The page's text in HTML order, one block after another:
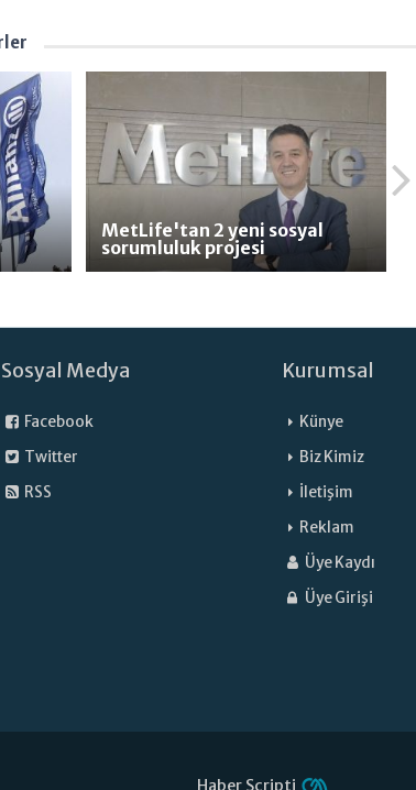
MetLife'tan 2 yeni sosyal
sorumluluk projesi
Sosyal Medya
Facebook
Twitter
RSS
Kurumsal
Künye
Biz Kimiz
İletişim
Reklam
Üye Kaydı
Üye Girişi
Haber Scripti